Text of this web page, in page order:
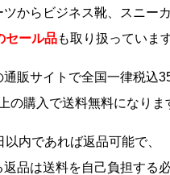
からビジネス靴、スニー
セール品も取り扱っています
販サイトで全国一律税込
の購入で送料無料になりま
内であれば返品可能で、
品は送料を自己負担する